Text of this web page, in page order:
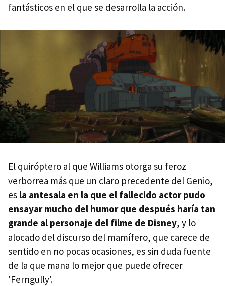
fantásticos en el que se desarrolla la acción.
El quiróptero al que Williams otorga su feroz
verborrea más que un claro precedente del Genio,
es la antesala en la que el fallecido actor pudo
ensayar mucho del humor que después haría tan
grande al personaje del filme de Disney, y lo
alocado del discurso del mamífero, que carece de
sentido en no pocas ocasiones, es sin duda fuente
de la que mana lo mejor que puede ofrecer
'Ferngully'.